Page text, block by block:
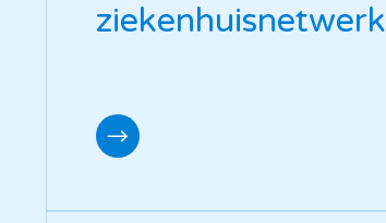
ziekenhuisnetwerk